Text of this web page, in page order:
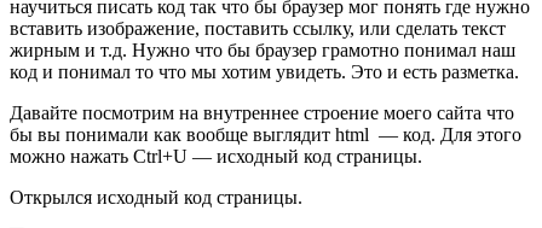
научиться писать код так что бы браузер мог понять где нужно
вставить изображение, поставить ссылку, или сделать текст
жирным и т.д. Нужно что бы браузер грамотно понимал наш
код и понимал то что мы хотим увидеть. Это и есть разметка.
Давайте посмотрим на внутреннее строение моего сайта что
бы вы понимали как вообще выглядит html — код. Для этого
можно нажать Ctrl+U — исходный код страницы.
Открылся исходный код страницы.